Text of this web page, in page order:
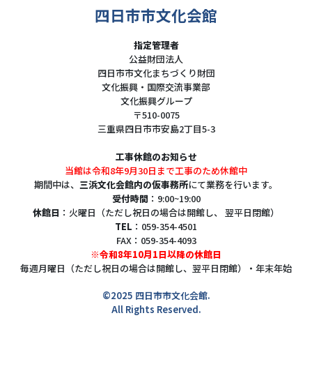
四日市市文化会館
指定管理者
公益財団法人
四日市市文化まちづくり財団
文化振興・国際交流事業部
文化振興グループ
〒510-0075
三重県四日市市安島2丁目5-3
工事休館のお知らせ
当館は令和8年9月30日まで工事のため休館中
期間中は、 三浜文化会館内の仮事務所にて業務を行います。
受付時間 ：9:00~19:00
休館日 ：火曜日（ただし祝日の場合は開館し、 翌平日閉館）
TEL ：059-354-4501
FAX：059-354-4093
※令和8年10月1日以降の休館日
毎週月曜日（ただし祝日の場合は開館し、翌平日閉館）・年末年始
©2025 四日市市文化会館.
All Rights Reserved.